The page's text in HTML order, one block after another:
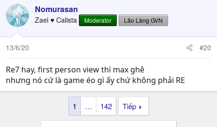
Nomurasan
Zael ♥ Calista Moderator Lão Làng GVN
13/6/20 #20
Re7 hay, first person view thì max ghê
nhưng nó cứ là game éo gì ấy chứ không phải RE
1 … 142 Tiếp